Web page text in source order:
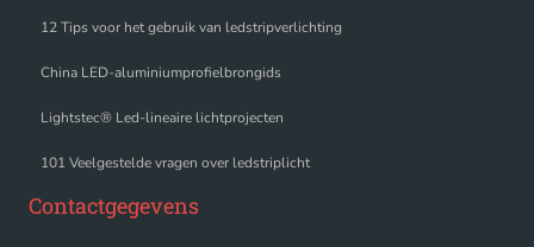
12 Tips voor het gebruik van ledstripverlichting
China LED-aluminiumprofielbrongids
Lightstec® Led-lineaire lichtprojecten
101 Veelgestelde vragen over ledstriplicht
Contactgegevens